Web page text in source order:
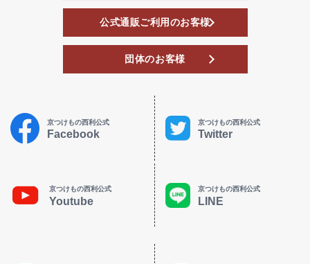
公式通販ご利用のお客様
団体のお客様
京つけもの西利公式
Facebook
京つけもの西利公式
Twitter
京つけもの西利公式
Youtube
京つけもの西利公式
LINE